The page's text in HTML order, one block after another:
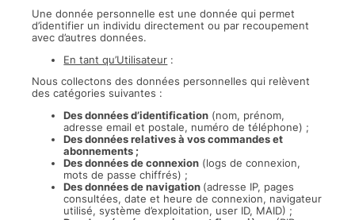
Une donnée personnelle est une donnée qui permet
d’identifier un individu directement ou par recoupement
avec d’autres données.
En tant qu’Utilisateur :
Nous collectons des données personnelles qui relèvent
des catégories suivantes :
Des données d’identification (nom, prénom,
adresse email et postale, numéro de téléphone) ;
Des données relatives à vos commandes et
abonnements ;
Des données de connexion (logs de connexion,
mots de passe chiffrés) ;
Des données de navigation (adresse IP, pages
consultées, date et heure de connexion, navigateur
utilisé, système d’exploitation, user ID, MAID) ;